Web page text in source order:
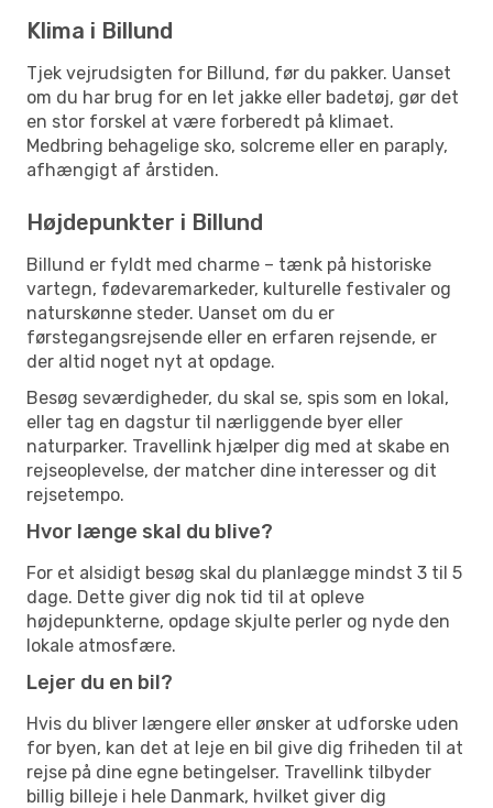
Klima i Billund
Tjek vejrudsigten for Billund, før du pakker. Uanset
om du har brug for en let jakke eller badetøj, gør det
en stor forskel at være forberedt på klimaet.
Medbring behagelige sko, solcreme eller en paraply,
afhængigt af årstiden.
Højdepunkter i Billund
Billund er fyldt med charme – tænk på historiske
vartegn, fødevaremarkeder, kulturelle festivaler og
naturskønne steder. Uanset om du er
førstegangsrejsende eller en erfaren rejsende, er
der altid noget nyt at opdage.
Besøg seværdigheder, du skal se, spis som en lokal,
eller tag en dagstur til nærliggende byer eller
naturparker. Travellink hjælper dig med at skabe en
rejseoplevelse, der matcher dine interesser og dit
rejsetempo.
Hvor længe skal du blive?
For et alsidigt besøg skal du planlægge mindst 3 til 5
dage. Dette giver dig nok tid til at opleve
højdepunkterne, opdage skjulte perler og nyde den
lokale atmosfære.
Lejer du en bil?
Hvis du bliver længere eller ønsker at udforske uden
for byen, kan det at leje en bil give dig friheden til at
rejse på dine egne betingelser. Travellink tilbyder
billig billeje i hele Danmark, hvilket giver dig